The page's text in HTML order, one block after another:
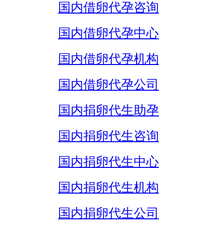
国内借卵代孕咨询
国内借卵代孕中心
国内借卵代孕机构
国内借卵代孕公司
国内捐卵代生助孕
国内捐卵代生咨询
国内捐卵代生中心
国内捐卵代生机构
国内捐卵代生公司